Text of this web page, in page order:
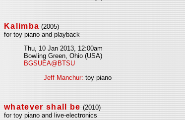
Kalimba (2005)
for toy piano and playback
Thu, 10 Jan 2013, 12:00am
Bowling Green, Ohio (USA)
BGSUEA@BTSU
Jeff Manchur: toy piano
whatever shall be (2010)
for toy piano and live-electronics